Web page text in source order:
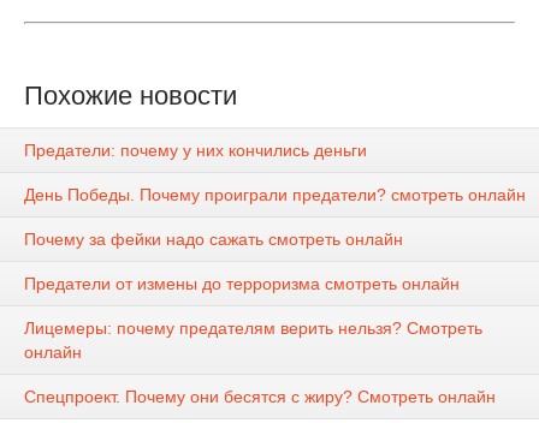
Похожие новости
Предатели: почему у них кончились деньги
День Победы. Почему проиграли предатели? смотреть онлайн
Почему за фейки надо сажать смотреть онлайн
Предатели от измены до терроризма смотреть онлайн
Лицемеры: почему предателям верить нельзя? Смотреть
онлайн
Спецпроект. Почему они бесятся с жиру? Смотреть онлайн